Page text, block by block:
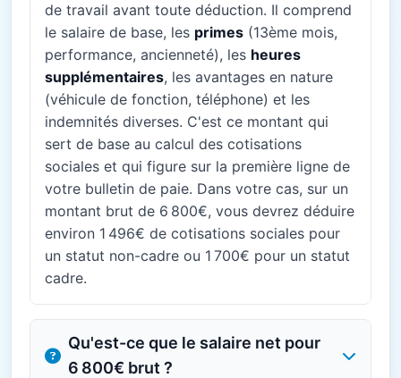
de travail avant toute déduction. Il comprend
le salaire de base, les primes (13ème mois,
performance, ancienneté), les heures
supplémentaires, les avantages en nature
(véhicule de fonction, téléphone) et les
indemnités diverses. C'est ce montant qui
sert de base au calcul des cotisations
sociales et qui figure sur la première ligne de
votre bulletin de paie. Dans votre cas, sur un
montant brut de 6 800€, vous devrez déduire
environ 1 496€ de cotisations sociales pour
un statut non-cadre ou 1 700€ pour un statut
cadre.
Qu'est-ce que le salaire net pour
6 800€ brut ?